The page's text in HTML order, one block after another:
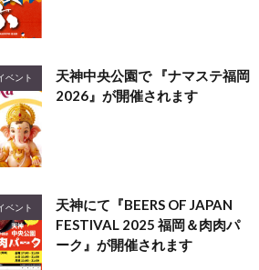
ベント
天神中央公園で 『ナマステ福岡
2026』が開催されます
ベント
天神にて『BEERS OF JAPAN
FESTIVAL 2025 福岡＆肉肉パ
ーク』が開催されます